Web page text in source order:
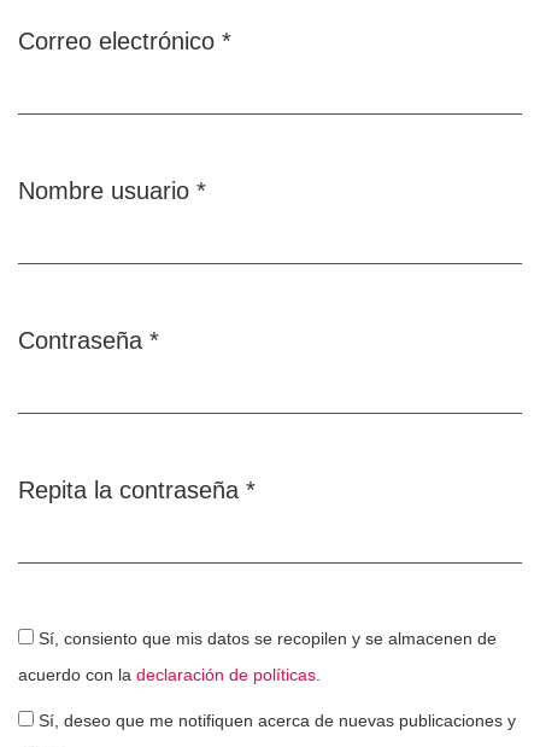
Correo electrónico *
Nombre usuario *
Contraseña *
Repita la contraseña *
acuerdo con la declaración de políticas.